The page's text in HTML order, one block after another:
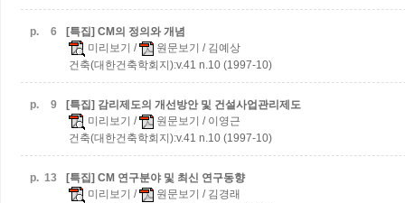
p. 6
[특집] CM의 정의와 개념
미리보기 / 원문보기 / 김예상
건축(대한건축학회지):v.41 n.10 (1997-10)
p. 9
[특집] 감리제도의 개선방안 및 건설사업관리제도
미리보기 / 원문보기 / 이영근
건축(대한건축학회지):v.41 n.10 (1997-10)
p. 13
[특집] CM 연구분야 및 최신 연구동향
미리보기 / 원문보기 / 김경래